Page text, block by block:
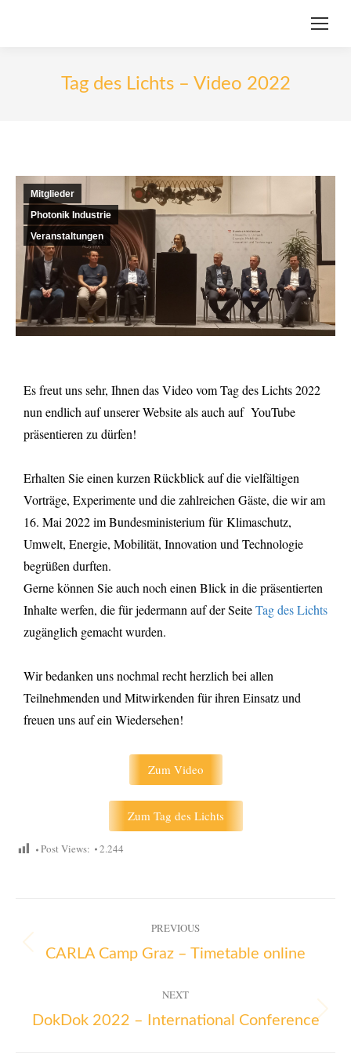
Tag des Lichts – Video 2022
Mitglieder
Photonik Industrie
Veranstaltungen
Es freut uns sehr, Ihnen das Video vom Tag des Lichts 2022
nun endlich auf unserer Website als auch auf YouTube
präsentieren zu dürfen!
Erhalten Sie einen kurzen Rückblick auf die vielfältigen
Vorträge, Experimente und die zahlreichen Gäste, die wir am
16. Mai 2022 im Bundesministerium für Klimaschutz,
Umwelt, Energie, Mobilität, Innovation und Technologie
begrüßen durften.
Gerne können Sie auch noch einen Blick in die präsentierten
Inhalte werfen, die für jedermann auf der SeiteTag des Lichts
zugänglich gemacht wurden.
Wir bedanken uns nochmal recht herzlich bei allen
Teilnehmenden und Mitwirkenden für ihren Einsatz und
freuen uns auf ein Wiedersehen!
Zum Video
Zum Tag des Lichts
Post Views: 2.244
PREVIOUS
CARLA Camp Graz – Timetable online
NEXT
DokDok 2022 – International Conference